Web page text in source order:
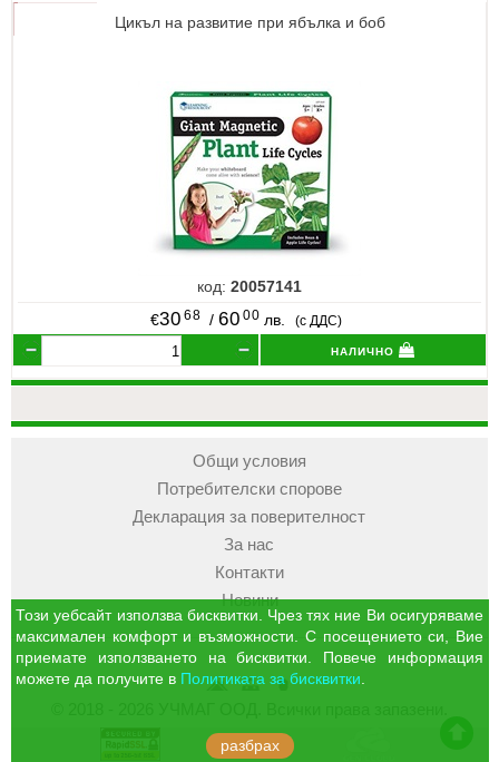
Цикъл на развитие при ябълка и боб
код: 20057141
€30 68 /60 00 лв. (с ДДС)
налично
Общи условия
Потребителски спорове
Декларация за поверителност
За нас
Контакти
Новини
УЧМАГКошница
Профил
Този уебсайт използва бисквитки. Чрез тях ние Ви осигуряваме
максимален комфорт и възможности. С посещението си, Вие
приемате използването на бисквитки. Повече информация
можете да получите в Политиката за бисквитки.
разбрах